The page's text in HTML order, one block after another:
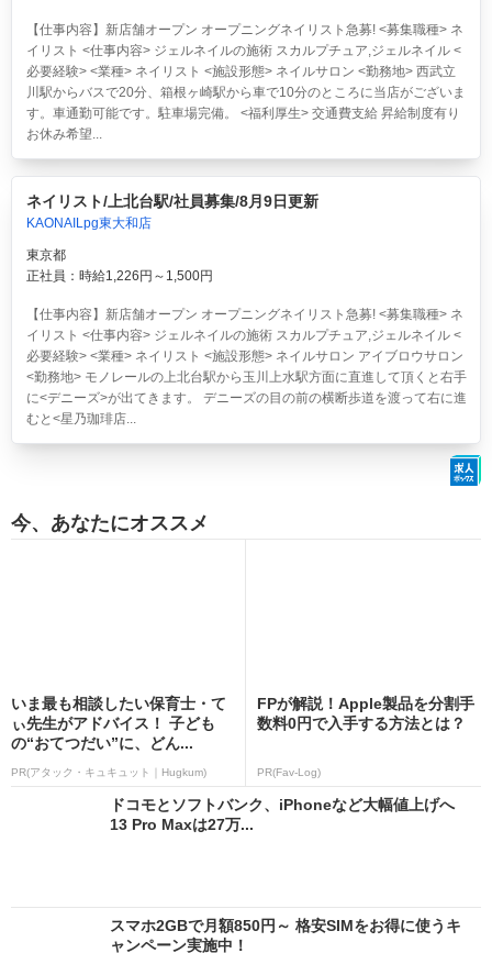
【仕事内容】新店舗オープン オープニングネイリスト急募! <募集職種> ネ
イリスト <仕事内容> ジェルネイルの施術 スカルプチュア,ジェルネイル <
必要経験> <業種> ネイリスト <施設形態> ネイルサロン <勤務地> 西武立
川駅からバスで20分、箱根ヶ崎駅から車で10分のところに当店がございま
す。車通勤可能です。駐車場完備。 <福利厚生> 交通費支給 昇給制度有り
お休み希望...
ネイリスト/上北台駅/社員募集/8月9日更新
KAONAILpg東大和店
東京都
正社員：時給1,226円～1,500円
【仕事内容】新店舗オープン オープニングネイリスト急募! <募集職種> ネ
イリスト <仕事内容> ジェルネイルの施術 スカルプチュア,ジェルネイル <
必要経験> <業種> ネイリスト <施設形態> ネイルサロン アイブロウサロン
<勤務地> モノレールの上北台駅から玉川上水駅方面に直進して頂くと右手
に<デニーズ>が出てきます。 デニーズの目の前の横断歩道を渡って右に進
むと<星乃珈琲店...
今、あなたにオススメ
いま最も相談したい保育士・て
ぃ先生がアドバイス！ 子ども
の“おてつだい”に、どん...
PR(アタック・キュキュット｜Hugkum)
FPが解説！Apple製品を分割手
数料0円で入手する方法とは？
PR(Fav-Log)
ドコモとソフトバンク、iPhoneなど大幅値上げへ
13 Pro Maxは27万...
スマホ2GBで月額850円～ 格安SIMをお得に使うキ
ャンペーン実施中！